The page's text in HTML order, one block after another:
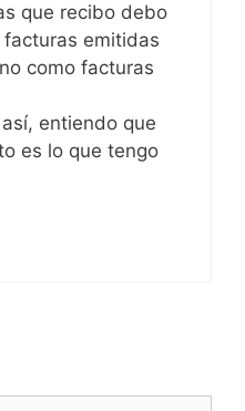
que recibo debo
emitidas
como facturas
entiendo que
es lo que tengo